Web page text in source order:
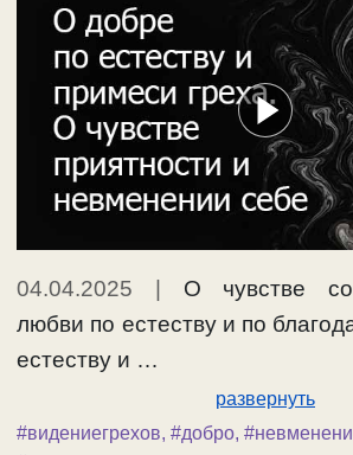
04.04.2025
О чувстве
любви по естеству и по
естеству и …
развернуть
#видениегрехов, #добро,